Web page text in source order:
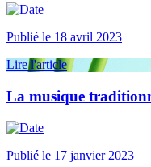
Publié le 18 avril 2023
Lire l'article
La musique
Publié le 17 janvier 2023